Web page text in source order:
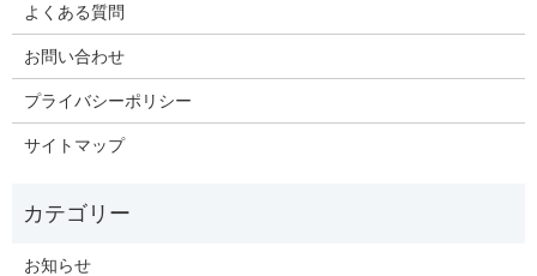
よくある質問
お問い合わせ
プライバシーポリシー
サイトマップ
お知らせ